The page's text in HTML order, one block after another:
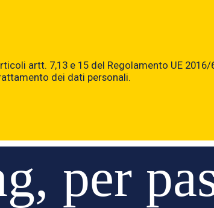
artt. 7,13 e 15 del Regolamento UE
dei dati personali.
per